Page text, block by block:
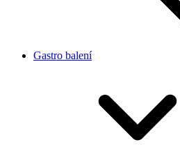
Gastro balení